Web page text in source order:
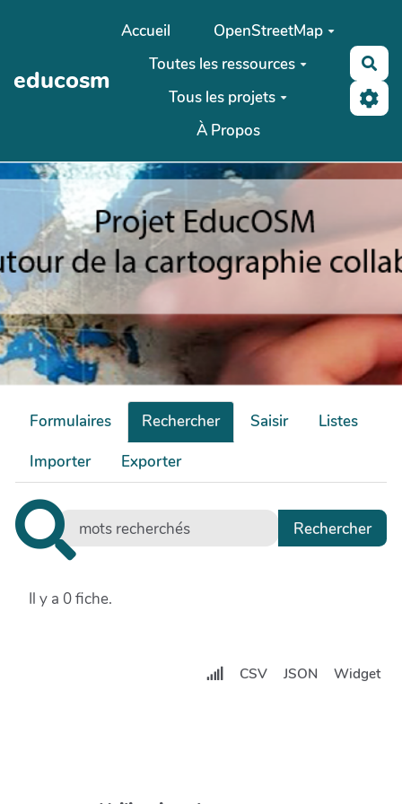
Aller au contenu principal
educosm
Accueil
OpenStreetMap
Toutes les ressources
Tous les projets
À Propos
Formulaires Rechercher Saisir
Listes
Importer
Exporter
Il y a 0 fiche.
CSV JSON Widget